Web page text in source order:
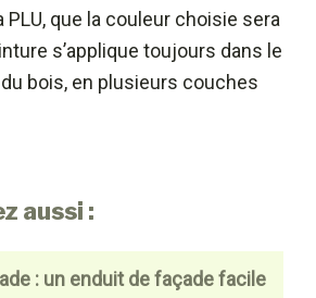
PLU, que la couleur choisie sera
s’applique toujours dans le
bois, en plusieurs couches
aussi :
: un enduit de façade facile